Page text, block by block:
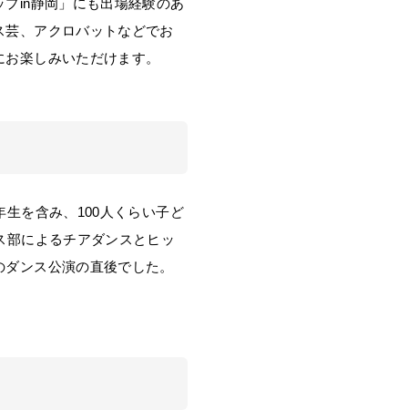
in静岡」にも出場経験のあ
、アクロバットなどでお
楽しみいただけます。
を含み、100人くらい子ど
によるチアダンスとヒッ
ンス公演の直後でした。